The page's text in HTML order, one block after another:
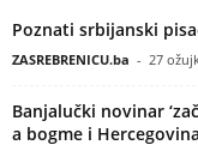
Poznati srbijanski
ZASREBRENICU.ba - 27
Banjalučki novinar
a bogme i